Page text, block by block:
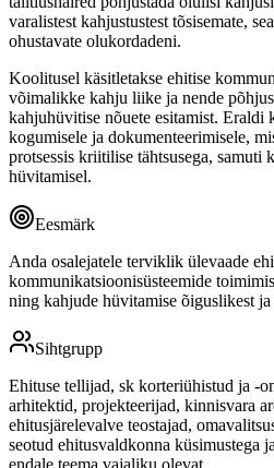
varalistest kahjustustest tõsisemate,
ohustavate olukordadeni.
Koolitusel käsitletakse ehitise
võimalikke kahju liike ja nende
kahjuhüvitise nõuete esitamist. Eraldi
kogumisele ja dokumenteerimisele,
protsessis kriitilise tähtsusega, samuti
hüvitamisel.
Eesmärk
Anda osalejatele terviklik ülevaade
kommunikatsioonisüsteemide
ning kahjude hüvitamise õiguslikest
Sihtgrupp
Ehituse tellijad, sk korteriühistud ja -
arhitektid, projekteerijad, kinnisvara
ehitusjärelevalve teostajad,
seotud ehitusvaldkonna küsimustega
endale teema vajaliku olevat